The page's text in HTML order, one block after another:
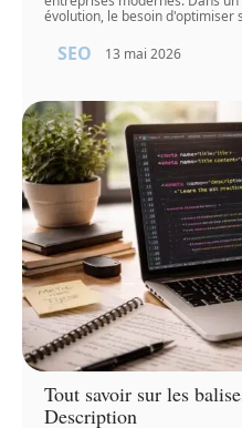
évolution, le besoin d'optimiser
SEO 13 mai 2026
Tout savoir sur les
Description